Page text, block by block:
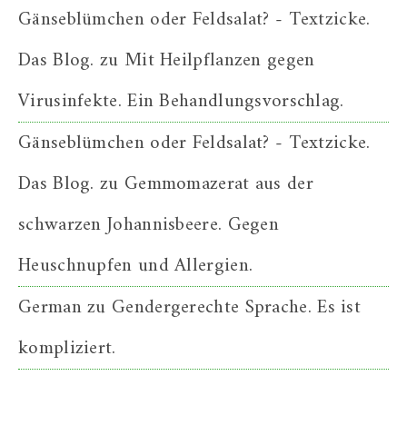
Gänseblümchen oder Feldsalat? - Textzicke.
Das Blog. zu Mit Heilpflanzen gegen
Virusinfekte. Ein Behandlungsvorschlag.
Gänseblümchen oder Feldsalat? - Textzicke.
Das Blog. zu Gemmomazerat aus der
schwarzen Johannisbeere. Gegen
Heuschnupfen und Allergien.
Germanzu Gendergerechte Sprache. Es ist
kompliziert.